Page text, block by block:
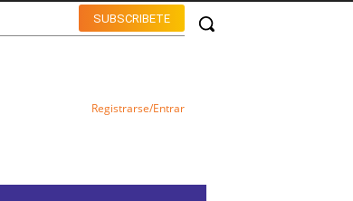
SUBSCRIBETE
Registrarse/Entrar